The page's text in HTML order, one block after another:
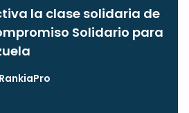
la clase solidaria de
Solidario para
RankiaPro